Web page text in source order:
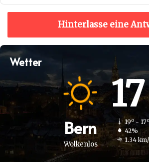
Hinterlasse eine
Wetter
Bern
Wolkenlos
19º - 17º
42%
1.34